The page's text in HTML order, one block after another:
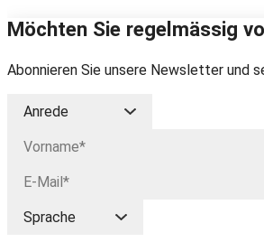
Möchten Sie regelmässig
Abonnieren Sie unsere Newsletter und